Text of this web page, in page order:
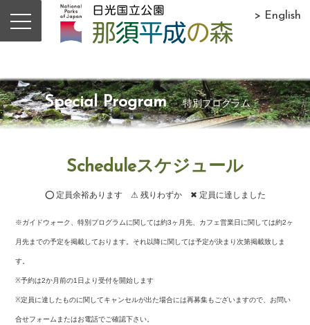
> English
Special Program 特別プログラム
Scheduleスケジュール
⭕ 定員余裕あります ⚠ 残りわずか ✖ 定員に達しました
※ガイドウォーク、特別プログラムに関しては約3ヶ月先、カフェ営業日に関しては約2ヶ
月先までの予定を掲載しております。それ以降に関しては予定が決まり次第掲載致しま
す。
※予約は2か月前の1日より受付を開始します
※定員に達したものに関してキャンセルが出た場合には再募集もございますので、お問い
合せフォームまたはお電話でご確認下さい。